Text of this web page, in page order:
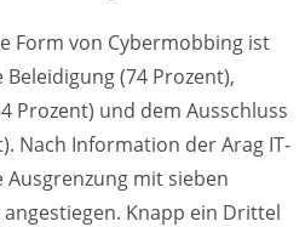
Form von Cybermobbing ist
(74 Prozent),
Prozent) und dem Ausschluss
Nach Information der Arag IT-
Ausgrenzung mit sieben
Knapp ein Drittel